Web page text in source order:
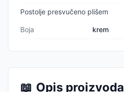
Postolje presvučeno plišem
Boja krem
📖 Opis proizvoda